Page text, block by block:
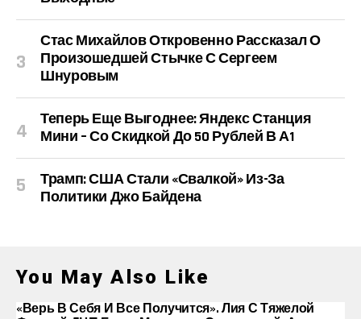
Стас Михайлов Откровенно Рассказал О
Произошедшей Стычке С Сергеем
Шнуровым
Теперь Еще Выгоднее: Яндекс Станция
Мини – Со Скидкой До 50 Рублей В А1
Трамп: США Стали «свалкой» Из-За
Политики Джо Байдена
You May Also Like
«Верь В Себя И Все Получится». Лия С Тяжелой